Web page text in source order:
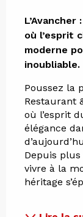
où l’esprit
moderne
inoubliable.
Poussez la
Restaurant
où l’esprit
élégance
Depuis plus
vivre à la
héritage